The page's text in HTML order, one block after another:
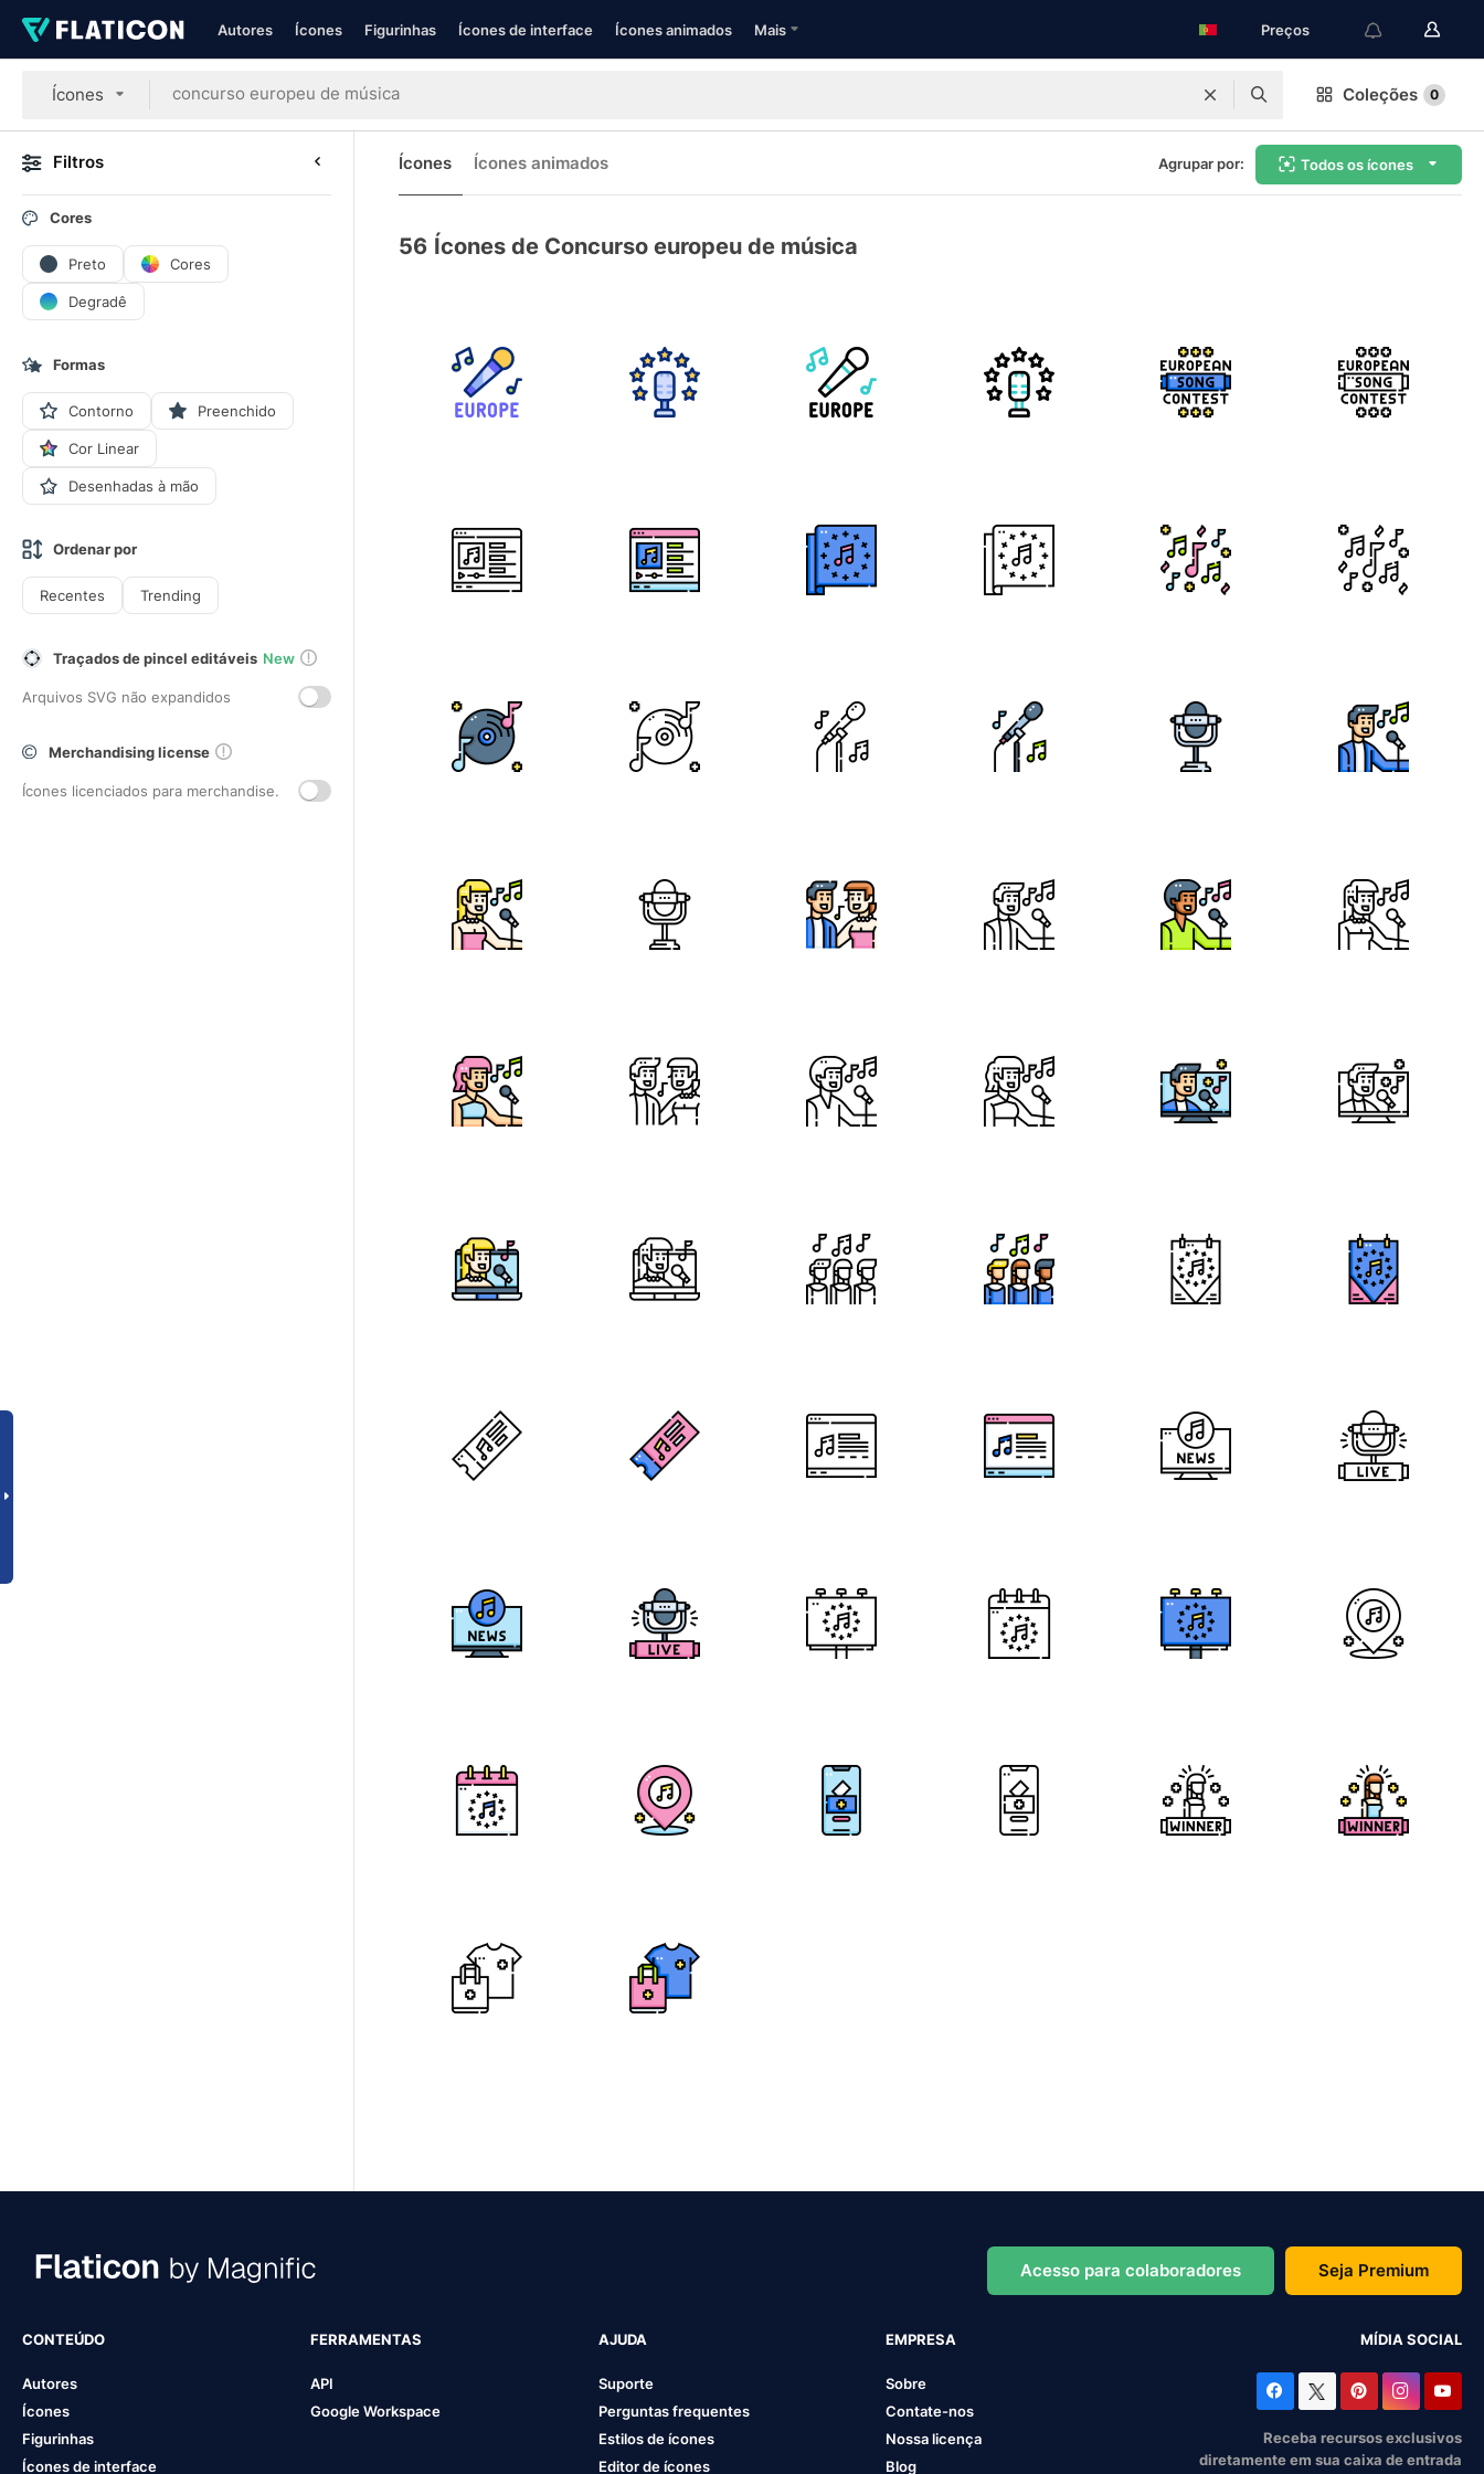
Autores Ícones Figurinhas Ícones de interface Ícones animados Mais Preços
Ícones Coleções 0
Filtros
Cores
Preto Cores
Degradê
Formas
Contorno Preenchido
Cor Linear
Desenhadas à mão
Ordenar por
Recentes Trending
Traçados de pincel editáveis New
Arquivos SVG não expandidos
Merchandising license
Ícones licenciados para merchandise.
Ícones Ícones animados Agrupar por: Todos os ícones
56 Ícones de Concurso europeu de música
Acesso para colaboradores Seja Premium
CONTEÚDO
Autores
Ícones
Figurinhas
Ícones de interface
FERRAMENTAS
API
Google Workspace
AJUDA
Suporte
Perguntas frequentes
Estilos de ícones
Editor de ícones
EMPRESA
Sobre
Contate-nos
Nossa licença
Blog
MÍDIA SOCIAL
Receba recursos exclusivos
diretamente em sua caixa de entrada